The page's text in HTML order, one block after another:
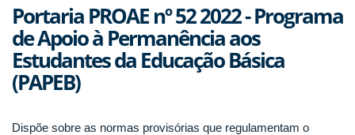
Portaria PROAE nº 52 2022 - Programa
de Apoio à Permanência aos
Estudantes da Educação Básica
(PAPEB)
Dispõe sobre as normas provisórias que regulamentam o